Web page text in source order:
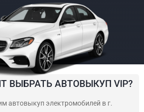
ВЫБРАТЬ АВТОВЫКУП VIP?
автовыкуп электромобилей в г.